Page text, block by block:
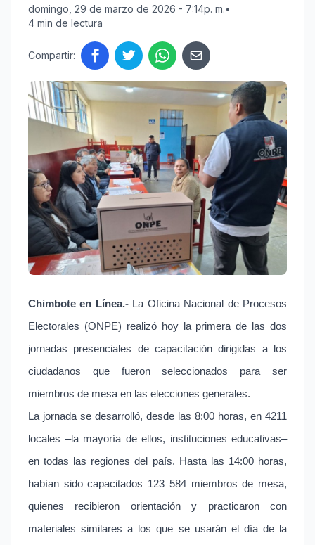
domingo, 29 de marzo de 2026 - 7:14p. m.•
4 min de lectura
Compartir:
Chimbote en Línea.-La Oficina Nacional de Procesos
Electorales (ONPE) realizó hoy la primera de las dos
jornadas presenciales de capacitación dirigidas a los
ciudadanos que fueron seleccionados para ser
miembros de mesa en las elecciones generales.
La jornada se desarrolló, desde las 8:00 horas, en 4211
locales –la mayoría de ellos, instituciones educativas–
en todas las regiones del país. Hasta las 14:00 horas,
habían sido capacitados 123 584 miembros de mesa,
quienes recibieron orientación y practicaron con
materiales similares a los que se usarán el día de la